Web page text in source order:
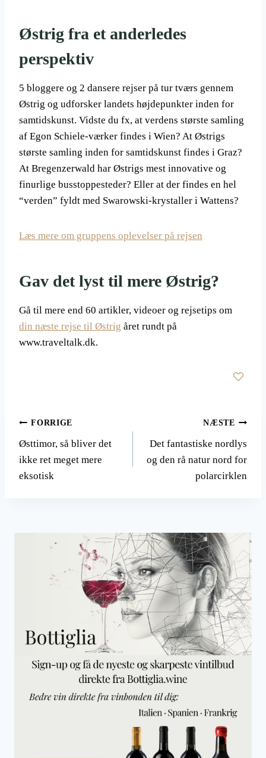
Østrig fra et anderledes
perspektiv
5 bloggere og 2 dansere rejser på tur tværs gennem
Østrig og udforsker landets højdepunkter inden for
samtidskunst. Vidste du fx, at verdens største samling
af Egon Schiele-værker findes i Wien? At Østrigs
største samling inden for samtidskunst findes i Graz?
At Bregenzerwald har Østrigs mest innovative og
finurlige busstoppesteder? Eller at der findes en hel
“verden” fyldt med Swarowski-krystaller i Wattens?
Læs mere om gruppens oplevelser på rejsen
Gav det lyst til mere Østrig?
Gå til mere end 60 artikler, videoer og rejsetips om
din næste rejse til Østrig året rundt på
www.traveltalk.dk.
Indlægsnavigation
FORRIGE
Østtimor, så bliver det
ikke ret meget mere
eksotisk
NÆSTE
Det fantastiske nordlys
og den rå natur nord for
polarcirklen